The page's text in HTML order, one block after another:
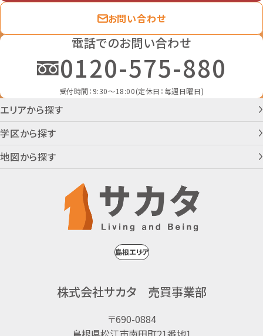
電話でのお問い合わせ
0120-575-880
受付時間：9:30～18:00(定休日：毎週日曜日)
お問い合わせ
エリアから探す
学区から探す
地図から探す
株式会社サカタ 売買事業部
〒690-0884